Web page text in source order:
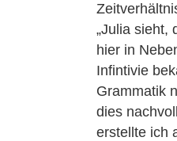
„Julia sieht,
hier in
Infintivie
Grammatik
dies
erstellte ich